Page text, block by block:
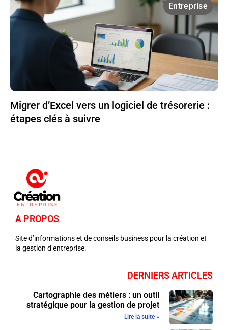
Entreprise
Migrer d’Excel vers un logiciel de trésorerie :
étapes clés à suivre
A PROPOS
Site d’informations et de conseils business pour la création et
la gestion d’entreprise.
DERNIERS ARTICLES
Cartographie des métiers : un outil
stratégique pour la gestion de projet
Lire la suite »